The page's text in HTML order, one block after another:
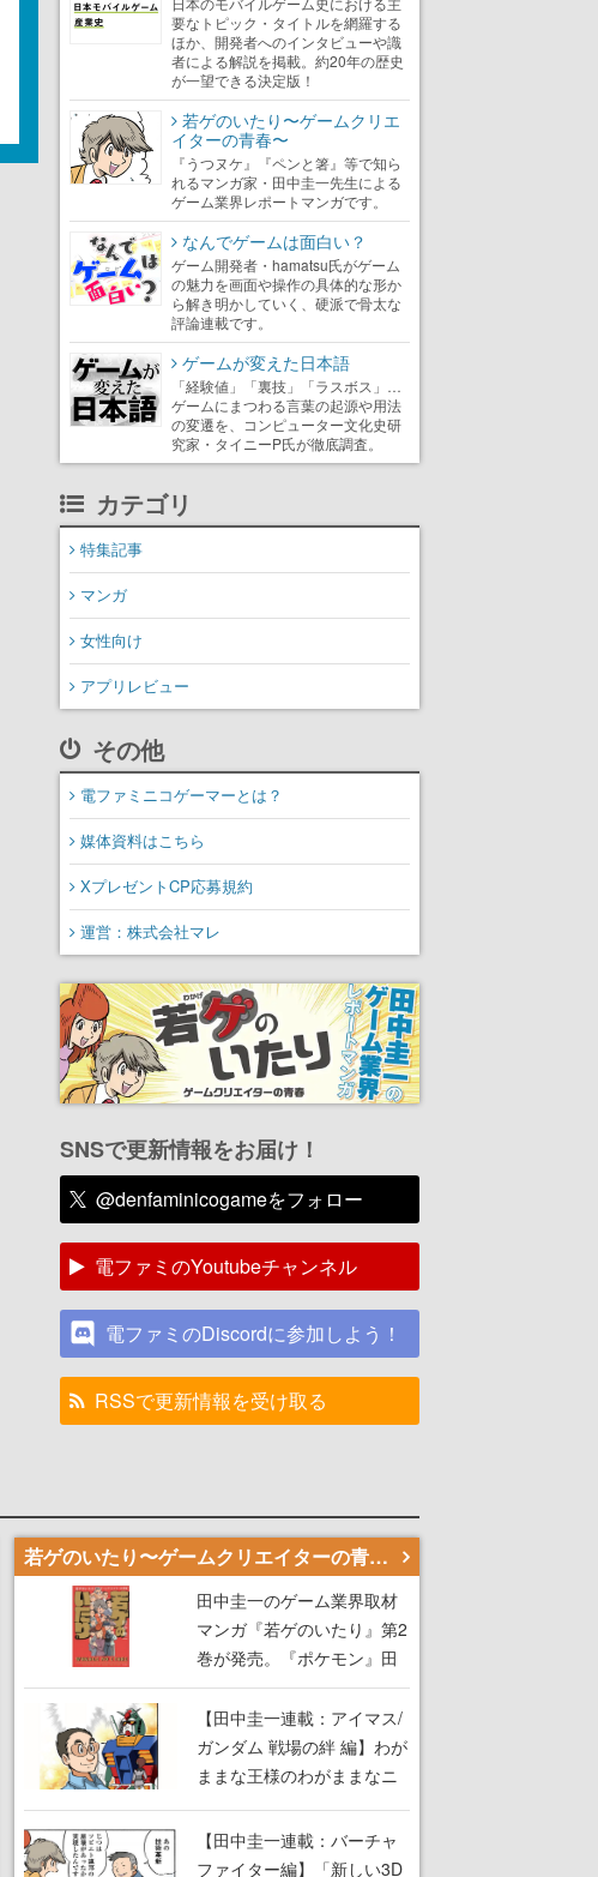
要なトピック・タイトルを網羅する
ほか、開発者へのインタビューや識
者による解説を掲載。約20年の歴史
が一望できる決定版！
若ゲのいたり〜ゲームクリエ
イターの青春〜
『うつヌケ』『ペンと箸』等で知ら
れるマンガ家・田中圭一先生による
ゲーム業界レポートマンガです。
なんでゲームは面白い？
ゲーム開発者・hamatsu氏がゲーム
の魅力を画面や操作の具体的な形か
ら解き明かしていく、硬派で骨太な
評論連載です。
ゲームが変えた日本語
「経験値」「裏技」「ラスボス」…
ゲームにまつわる言葉の起源や用法
の変遷を、コンピューター文化史研
究家・タイニーP氏が徹底調査。
カテゴリ
特集記事
マンガ
女性向け
アプリレビュー
その他
電ファミニコゲーマーとは？
媒体資料はこちら
XプレゼントCP応募規約
運営：株式会社マレ
SNSで更新情報をお届け！
@denfaminicogameをフォロー
電ファミのYoutubeチャンネル
電ファミのDiscordに参加しよう！
RSSで更新情報を受け取る
若ゲのいたり〜ゲームクリエイターの青春〜
田中圭一のゲーム業界取材
マンガ『若ゲのいたり』第2
巻が発売。『ポケモン』田
尻智さん、『ゼビウス』遠
藤雅伸さんらの貴重なエピ
ソードを収録
【田中圭一連載：アイマス/
ガンダム 戦場の絆 編】わが
ままな王様のわがままなニ
朗が貫く姿勢に、ゲームク
リエイターとしての矜持を
【田中圭一連載：バーチャ
ファイター編】「新しい3D